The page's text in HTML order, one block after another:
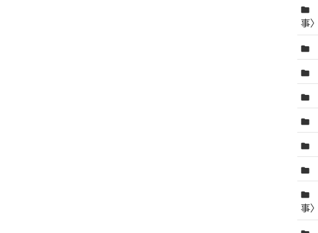
folder
事〉
folder
folder
folder
folder
folder
folder
folder
事〉